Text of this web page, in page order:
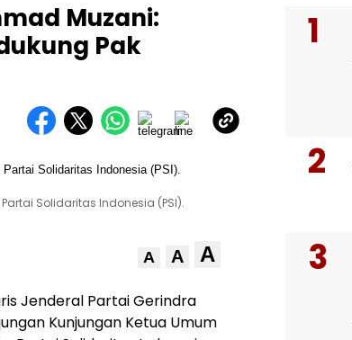
Muzani:
Pak
Solidaritas Indonesia (PSI).
A A A
Jenderal Partai Gerindra
Kunjungan Ketua Umum